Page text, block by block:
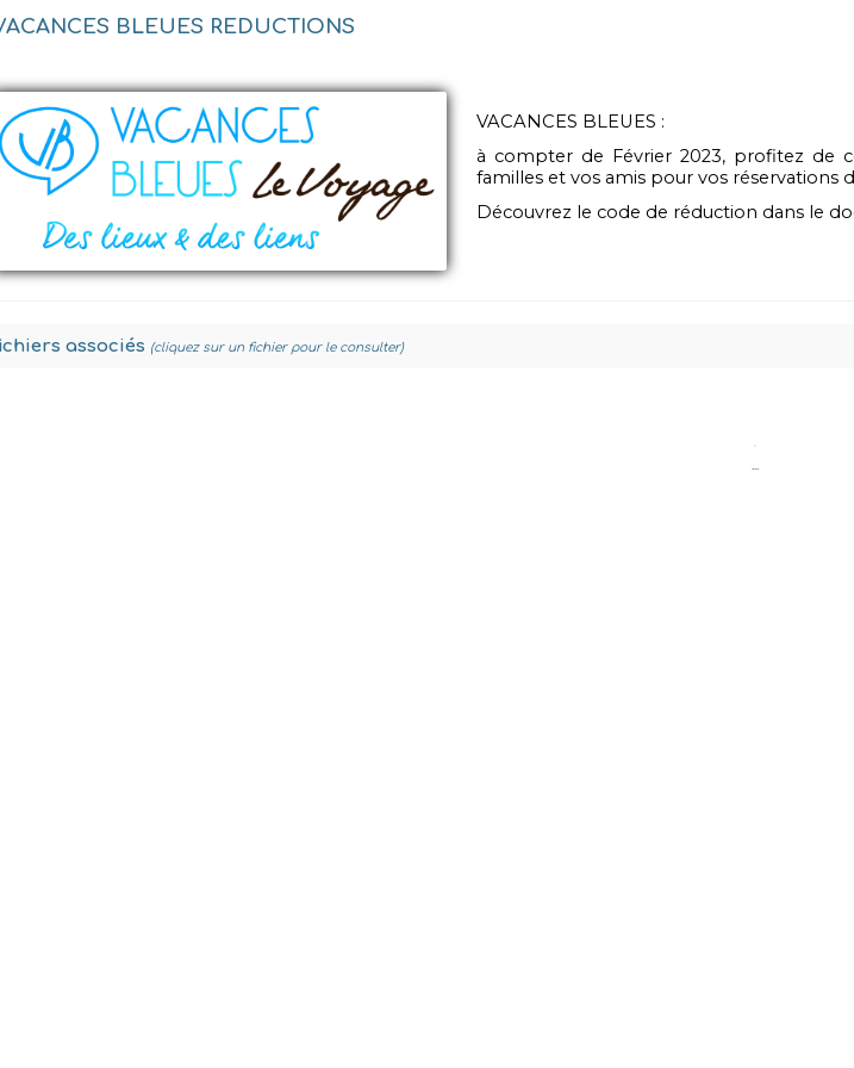
BLEUES REDUCTIONS
VACANCES BLEUES :
à compter de Février 2023, profitez de
familles et vos amis pour vos réservations
Découvrez le code de réduction dans le
associés (cliquez sur un fichier pour le consulter)
...